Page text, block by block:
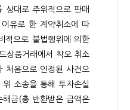
상대로 주위적으로 판매
유로 한 계약취소에 따
적으로 불법행위에 의한
상품거래에서 착오 취소
처음으로 인정된 사건으
소송을 통해 투자손실
금(총 반환받은 금액은